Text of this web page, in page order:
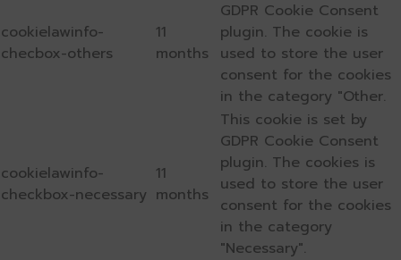
cookielawinfo-
checbox-others
11
months
GDPR Cookie Consent
plugin. The cookie is
used to store the user
consent for the cookies
in the category "Other.
cookielawinfo-
checkbox-necessary
11
months
This cookie is set by
GDPR Cookie Consent
plugin. The cookies is
used to store the user
consent for the cookies
in the category
"Necessary".